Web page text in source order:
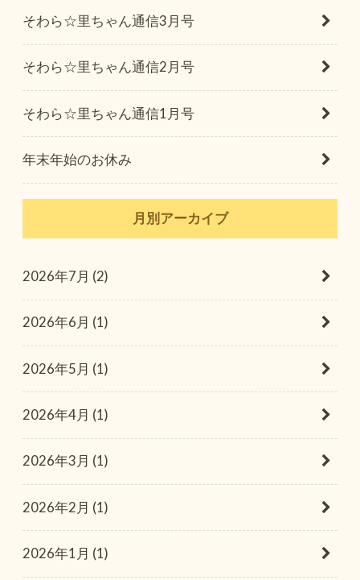
そわら☆里ちゃん通信3月号
そわら☆里ちゃん通信2月号
そわら☆里ちゃん通信1月号
年末年始のお休み
月別アーカイブ
2026年7月 (2)
2026年6月 (1)
2026年5月 (1)
2026年4月 (1)
2026年3月 (1)
2026年2月 (1)
2026年1月 (1)